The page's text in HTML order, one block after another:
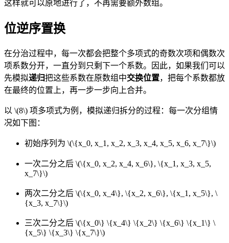
这样就可以原地进行了，不再需要额外数组。
位逆序置换
在分治过程中，每一次都会把整个多项式的奇数次项和偶数次
项系数分开，一直分到只剩下一个系数。因此，如果我们可以
先模拟递归把这些系数在原数组中交换位置，把每个系数都放
在最终的位置上，再一步一步向上合并。
以 \(8\) 项多项式为例，模拟递归拆分的过程：每一次分组情
况如下图：
初始序列为 \(\{x_0, x_1, x_2, x_3, x_4, x_5, x_6, x_7\}\)
一次二分之后 \(\{x_0, x_2, x_4, x_6\}, \{x_1, x_3, x_5,
x_7\}\)
两次二分之后 \(\{x_0, x_4\}, \{x_2, x_6\}, \{x_1, x_5\}, \
{x_3, x_7\}\)
三次二分之后 \(\{x_0\} \{x_4\} \{x_2\} \{x_6\} \{x_1\} \
{x_5\} \{x_3\} \{x_7\}\)